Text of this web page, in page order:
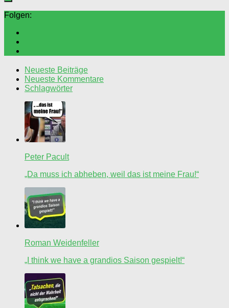
Folgen:
Neueste Beiträge
Neueste Kommentare
Schlagwörter
Peter Pacult
„Da muss ich abheben, weil das ist meine Frau!“
Roman Weidenfeller
„I think we have a grandios Saison gespielt!“